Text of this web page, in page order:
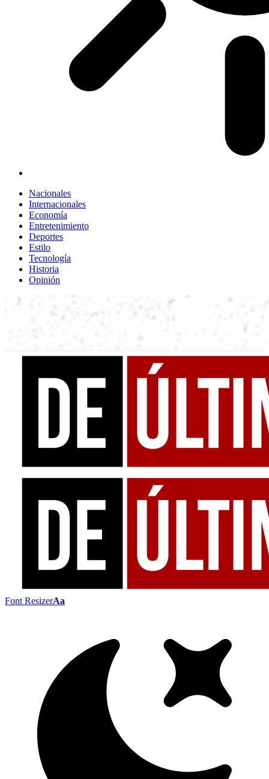
Nacionales
Internacionales
Economía
Entretenimiento
Deportes
Estilo
Tecnología
Historia
Opinión
Font ResizerAa